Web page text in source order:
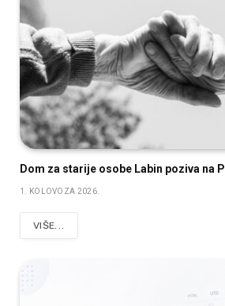
Dom za starije osobe Labin poziva na
1. KOLOVOZA 2026.
VIŠE...